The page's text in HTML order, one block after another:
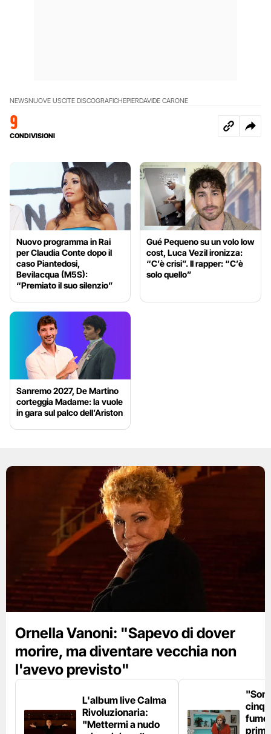
NEWSNUOVE USCITE DISCOGRAFICHEPIERDAVIDE CARONE
9
CONDIVISIONI
Nuovo programma in Rai
per Claudia Conte dopo il
caso Piantedosi,
Bevilacqua (M5S):
“Premiato il suo silenzio”
Gué Pequeno su un volo low
cost, Luca Vezil ironizza:
“C’è crisi”. Il rapper: “C’è
solo quello”
Sanremo 2027, De Martino
corteggia Madame: la vuole
in gara sul palco dell’Ariston
Ornella Vanoni: "Sapevo di dover
morire, ma diventare vecchia non
l'avevo previsto"
L'album live Calma
Rivoluzionaria:
"Mettermi a nudo
fumo